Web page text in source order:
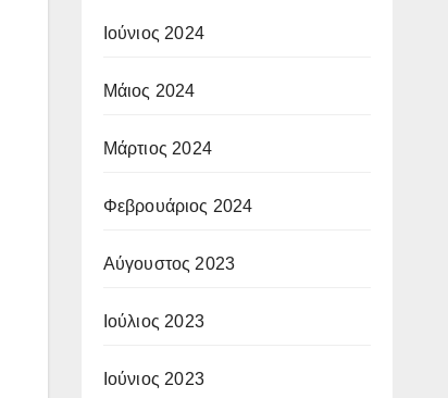
Ιούνιος 2024
Μάιος 2024
Μάρτιος 2024
Φεβρουάριος 2024
Αύγουστος 2023
Ιούλιος 2023
Ιούνιος 2023